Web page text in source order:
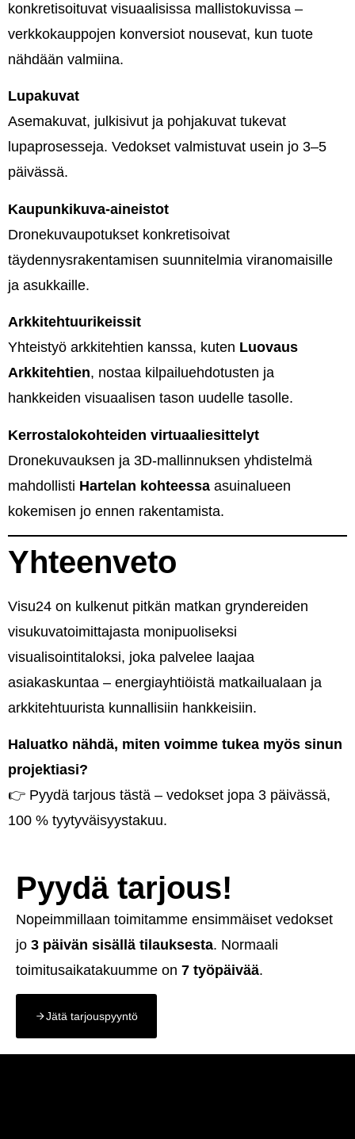
konkretisoituvat visuaalisissa mallistokuvissa –
verkkokauppojen konversiot nousevat, kun tuote
nähdään valmiina.
Lupakuvat
Asemakuvat, julkisivut ja pohjakuvat tukevat
lupaprosesseja. Vedokset valmistuvat usein jo 3–5
päivässä.
Kaupunkikuva-aineistot
Dronekuvaupotukset konkretisoivat
täydennysrakentamisen suunnitelmia viranomaisille
ja asukkaille.
Arkkitehtuurikeissit
Yhteistyö arkkitehtien kanssa, kuten Luovaus
Arkkitehtien, nostaa kilpailuehdotusten ja
hankkeiden visuaalisen tason uudelle tasolle.
Kerrostalokohteiden virtuaaliesittelyt
Dronekuvauksen ja 3D-mallinnuksen yhdistelmä
mahdollisti Hartelan kohteessa asuinalueen
kokemisen jo ennen rakentamista.
Yhteenveto
Visu24 on kulkenut pitkän matkan gryndereiden
visukuvatoimittajasta monipuoliseksi
visualisointitaloksi, joka palvelee laajaa
asiakaskuntaa – energiayhtiöistä matkailualaan ja
arkkitehtuurista kunnallisiin hankkeisiin.
Haluatko nähdä, miten voimme tukea myös sinun
projektiasi?
👉 Pyydä tarjous tästä – vedokset jopa 3 päivässä,
100 % tyytyväisyystakuu.
Pyydä tarjous!
Nopeimmillaan toimitamme ensimmäiset vedokset
jo 3 päivän sisällä tilauksesta. Normaali
toimitusaikatakuumme on 7 työpäivää.
Jätä tarjouspyyntö